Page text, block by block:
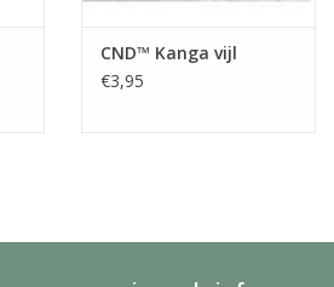
CND™ Kanga vijl
€3,95